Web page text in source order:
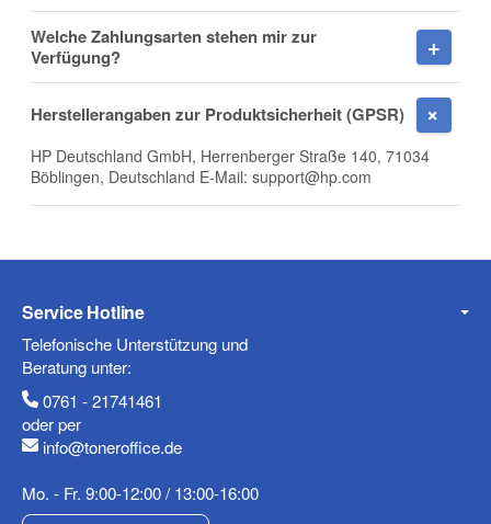
Mobiltelefon
Welche Zahlungsarten stehen mir zur
Verfügung?
Herstellerangaben zur Produktsicherheit (GPSR)
HP Deutschland GmbH, Herrenberger Straße 140, 71034
Böblingen, Deutschland E-Mail: support@hp.com
Service Hotline
Telefonische Unterstützung und
Beratung unter:
0761 - 21741461
oder per
info@toneroffice.de
Mo. - Fr. 9:00-12:00 / 13:00-16:00